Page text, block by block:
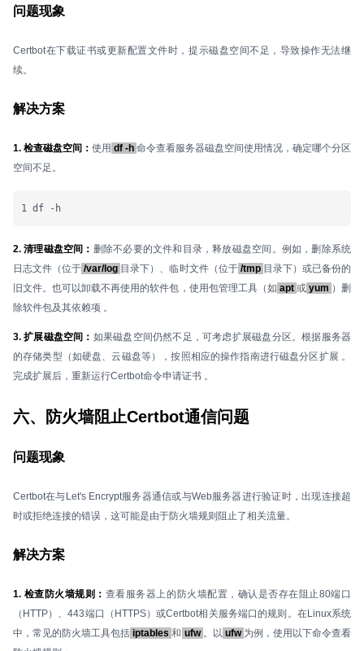
问题现象
Certbot在下载证书或更新配置文件时，提示磁盘空间不足，导致操作无法继
续。
解决方案
1. 检查磁盘空间： 使用 df -h 命令查看服务器磁盘空间使用情况，确定哪个分区
空间不足。
1 df -h
2. 清理磁盘空间： 删除不必要的文件和目录，释放磁盘空间。例如，删除系统
日志文件（位于 /var/log 目录下）、临时文件（位于/tmp 目录下）或已备份的
旧文件。也可以卸载不再使用的软件包，使用包管理工具（如 apt 或yum ）删
除软件包及其依赖项 。
3. 扩展磁盘空间： 如果磁盘空间仍然不足，可考虑扩展磁盘分区。根据服务器
的存储类型（如硬盘、云磁盘等），按照相应的操作指南进行磁盘分区扩展 。
完成扩展后，重新运行Certbot命令申请证书 。
六、防火墙阻止Certbot通信问题
问题现象
Certbot在与Let's Encrypt服务器通信或与Web服务器进行验证时，出现连接超
时或拒绝连接的错误，这可能是由于防火墙规则阻止了相关流量。
解决方案
1. 检查防火墙规则： 查看服务器上的防火墙配置，确认是否存在阻止80端口
（HTTP）、443端口（HTTPS）或Certbot相关服务端口的规则。在Linux系统
中，常见的防火墙工具包括 iptables和 ufw 。以 ufw 为例，使用以下命令查看